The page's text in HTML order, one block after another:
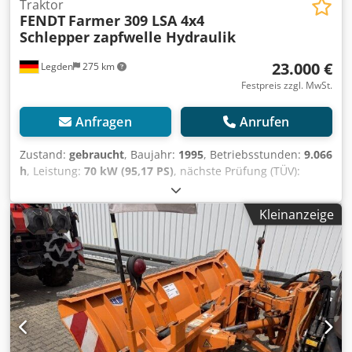
Legden 275 km
Traktor
FENDT Farmer 309 LSA 4x4
Schlepper zapfwelle Hydraulik
23.000 €
Festpreis zzgl. MwSt.
Anfragen Anrufen
Zustand: gebraucht, Baujahr: 1995, Betriebsstunden: 9.066
h, Leistung: 70 kW (95,17 PS), nächste Prüfung (TÜV):
ABS, Allradantrieb, Kabine,
Klimaanlage, Standheizung, * geschl. Kabine
Dcodpfxszrrhzs Ahzsk * Schalgetriebe mit 6
Vorwärtsgängen * Klimaanlage * Radio * Allrad
zuschaltbar * 2 Hydraulikkreise hinten (stufenlos
einstellbar) * Zapfwelle hinten * Heckkraftheber *
Maulkupplung am Heck (höhenverstellbar) * Frontgewicht
* Vorrüstung Frontkraftheber * Fronthydraulik (2x 1-Kreis
& 1x 2-Kreis) ----* Reifendimension VA: 420/70R24 *
Reifendimension HA: 480/70R38 * Kraftstofftank: 100 Ltr *
Kleinanzeige